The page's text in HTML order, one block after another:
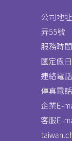
公司地
弄55號
服務時
國定假
連絡電
傳真電話
企業E-
客服E-